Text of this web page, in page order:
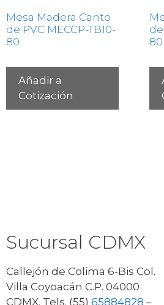
Mesa Madera Canto
de PVC MECCP-TB10-
80
Añadir a
Cotización
80
Sucursal CDMX
Callejón de Colima 6-Bis Col.
Villa Coyoacán C.P. 04000
CDMX. Tels. (55) 65884828 –